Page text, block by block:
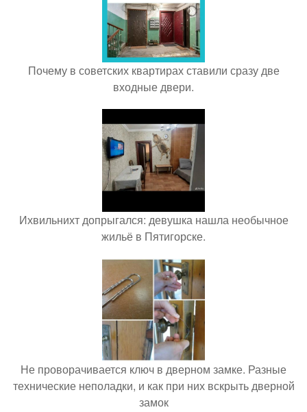
Почему в советских квартирах ставили сразу две
входные двери.
Ихвильнихт допрыгался: девушка нашла необычное
жильё в Пятигорске.
Не проворачивается ключ в дверном замке. Разные
технические неполадки, и как при них вскрыть дверной
замок